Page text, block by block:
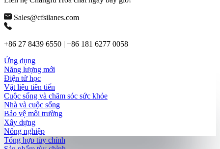
Sales@cfsilanes.com
+86 27 8439 6550 | +86 181 6277 0058
Ứng dụng
Năng lượng mới
Điện tử học
Vật liệu tiên tiến
Cuộc sống và chăm sóc sức khỏe
Nhà và cuộc sống
Bảo vệ môi trường
Xây dựng
Nông nghiệp
Tổng hợp tùy chỉnh